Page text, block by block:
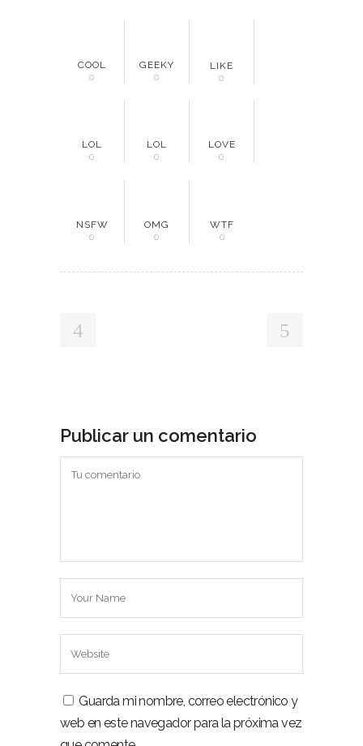
COOL
0
GEEKY
0
LIKE
0
LOL
0
LOL
0
LOVE
0
NSFW
0
OMG
0
WTF
0
Publicar un comentario
Guarda mi nombre, correo electrónico y
web en este navegador para la próxima vez